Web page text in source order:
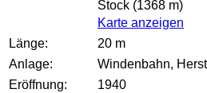
Stock (1368 m)
Karte anzeigen
Länge:
20 m
Anlage:
Windenbahn,
Eröffnung:
1940